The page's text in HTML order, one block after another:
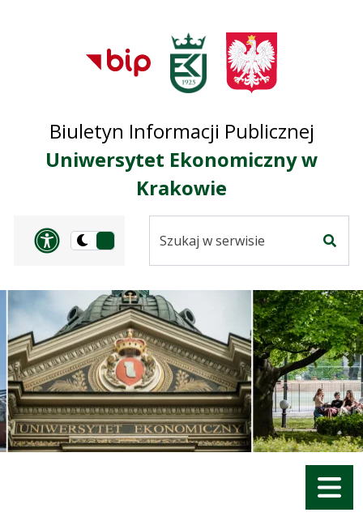
Przejdź do
głównego menu
Przejdź do treści
Przejdź do mapy
serwisu
Biuletyn Informacji Publicznej
Uniwersytet Ekonomiczny w
Krakowie
Panel dostosowania
Przełącz
ciemną
serwisie
Menu